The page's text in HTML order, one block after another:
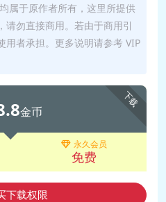
属于原作者所有，这里所提供
请勿直接商用。若由于商用引
用者承担。更多说明请参考 VIP
下载
金币
永久会员
免费
下载权限